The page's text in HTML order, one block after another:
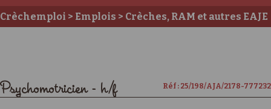
Crèchemploi > Emplois > Crèches, RAM et autres EAJE
Psychomotricien - h/f
Réf : 25/198/AJA/2178-777232
Psychomotricien - h/f